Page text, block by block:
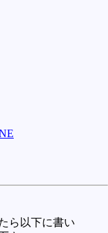
ら以下に書い